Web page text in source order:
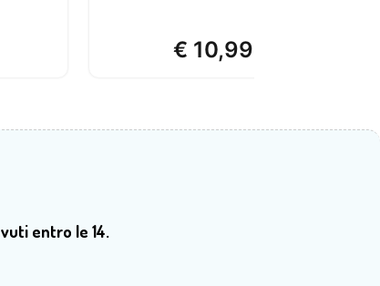
€ 10,99
entro le 14.